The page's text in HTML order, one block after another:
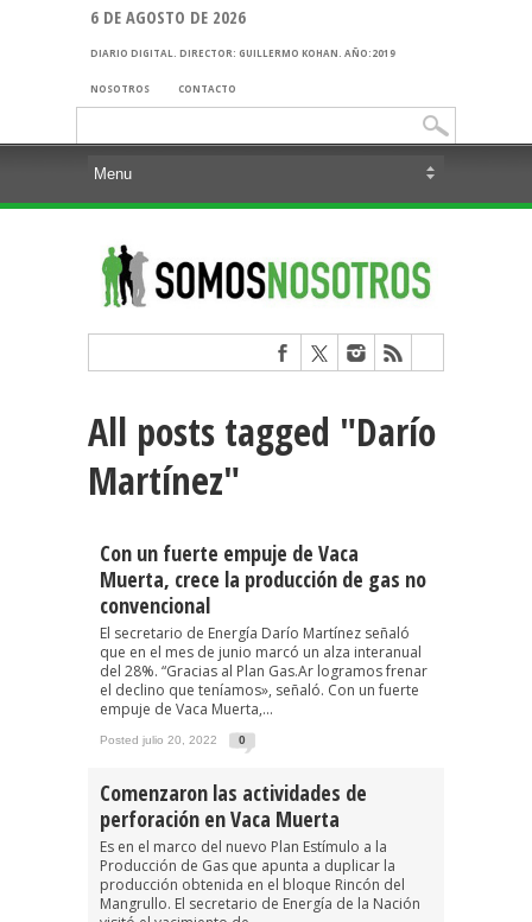
6 DE AGOSTO DE 2026
DIARIO DIGITAL. DIRECTOR: GUILLERMO KOHAN. AÑO:2019
NOSOTROS CONTACTO
All posts tagged "Darío
Martínez"
Con un fuerte empuje de Vaca
Muerta, crece la producción de gas no
convencional
El secretario de Energía Darío Martínez señaló
que en el mes de junio marcó un alza interanual
del 28%. “Gracias al Plan Gas.Ar logramos frenar
el declino que teníamos», señaló. Con un fuerte
empuje de Vaca Muerta,...
Posted julio 20, 2022 0
Comenzaron las actividades de
perforación en Vaca Muerta
Es en el marco del nuevo Plan Estímulo a la
Producción de Gas que apunta a duplicar la
producción obtenida en el bloque Rincón del
Mangrullo. El secretario de Energía de la Nación